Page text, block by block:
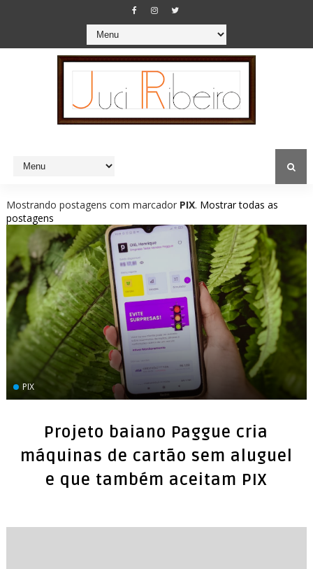
Mostrando postagens com marcador PIX. Mostrar todas as
postagens
PIX
Projeto baiano Paggue cria
máquinas de cartão sem aluguel
e que também aceitam PIX